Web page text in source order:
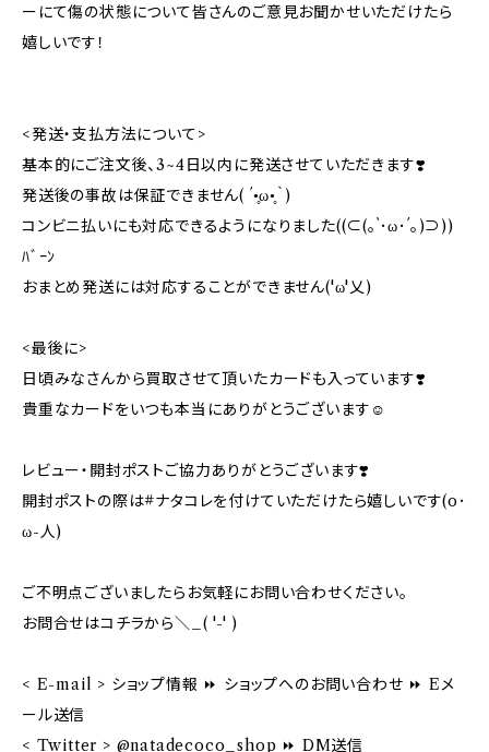
ーにて傷の状態について皆さんのご意見お聞かせいただけたら
嬉しいです！
<発送・支払方法について>
基本的にご注文後、3~4日以内に発送させていただきます❣️
発送後の事故は保証できません( ´•̥ω•̥｀)
コンビニ払いにも対応できるようになりました((⊂(｡`･ω･´｡)⊃))
ﾊﾞｰﾝ
おまとめ発送には対応することができません('ω'乂)
<最後に>
日頃みなさんから買取させて頂いたカードも入っています❣️
貴重なカードをいつも本当にありがとうございます☺️
レビュー・開封ポストご協力ありがとうございます❣️
開封ポストの際は#ナタコレを付けていただけたら嬉しいです(o･
ω-人)
ご不明点ございましたらお気軽にお問い合わせください。
お問合せはコチラから＼_( '-' )
< E-mail > ショップ情報 ⏩ ショップへのお問い合わせ ⏩ Eメ
ール送信
< Twitter > @natadecoco_shop ⏩ DM送信